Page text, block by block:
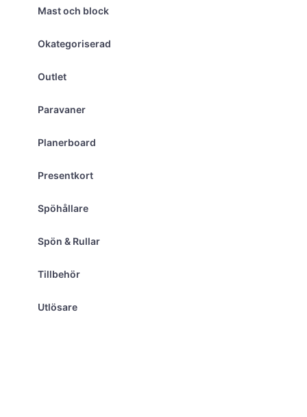
Mast och block
Okategoriserad
Outlet
Paravaner
Planerboard
Presentkort
Spöhållare
Spön & Rullar
Tillbehör
Utlösare